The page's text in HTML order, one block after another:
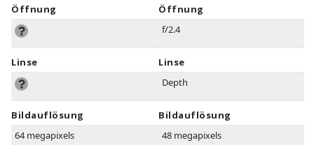
Öffnung
Linse
Bildauflösung
64 megapixels
Öffnung
f/2.4
Linse
Depth
Bildauflösung
48 megapixels